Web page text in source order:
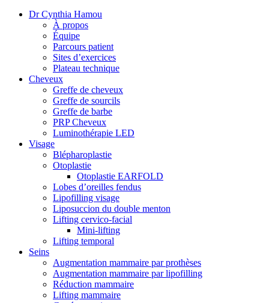
Dr Cynthia Hamou
À propos
Équipe
Parcours patient
Sites d’exercices
Plateau technique
Cheveux
Greffe de cheveux
Greffe de sourcils
Greffe de barbe
PRP Cheveux
Luminothérapie LED
Visage
Blépharoplastie
Otoplastie
Otoplastie EARFOLD
Lobes d’oreilles fendus
Lipofilling visage
Liposuccion du double menton
Lifting cervico-facial
Mini-lifting
Lifting temporal
Seins
Augmentation mammaire par prothèses
Augmentation mammaire par lipofilling
Réduction mammaire
Lifting mammaire